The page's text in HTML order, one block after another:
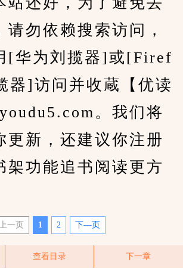
请勿依赖搜索访问，
[华为刘揽器]或[Firef
器]访问并收蔵【优读
。我们将
更新，还建议你注册
架功能追书阅读更方
上一页 1 2 下—页
查看目录 下一章